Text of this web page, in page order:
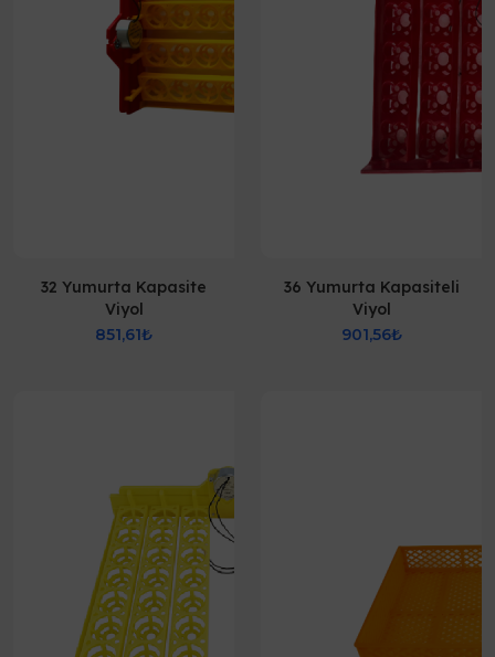
32 Yumurta Kapasite
Viyol
851,61₺
36 Yumurta Kapasiteli
Viyol
901,56₺